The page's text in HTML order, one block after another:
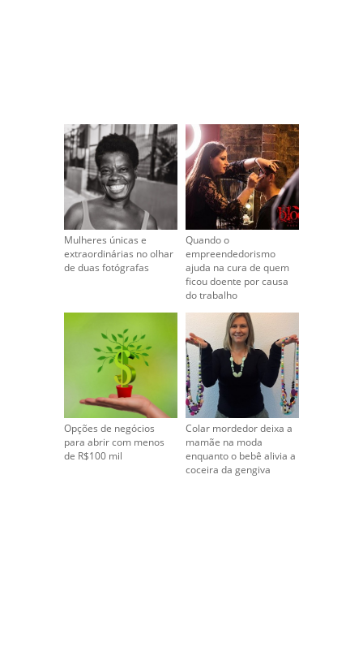
Mulheres únicas e
extraordinárias no olhar
de duas fotógrafas
Quando o
empreendedorismo
ajuda na cura de quem
ficou doente por causa
do trabalho
Opções de negócios
para abrir com menos
de R$100 mil
Colar mordedor deixa a
mamãe na moda
enquanto o bebê alivia a
coceira da gengiva